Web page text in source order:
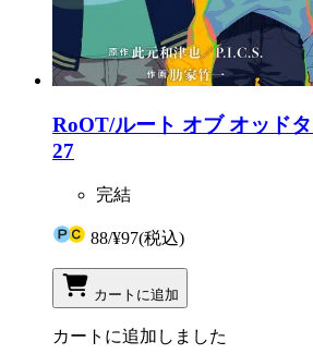
RoOT/ルート オブ オッドタ
27
完結
88/¥97(税込)
カートに追加
カートに追加しました